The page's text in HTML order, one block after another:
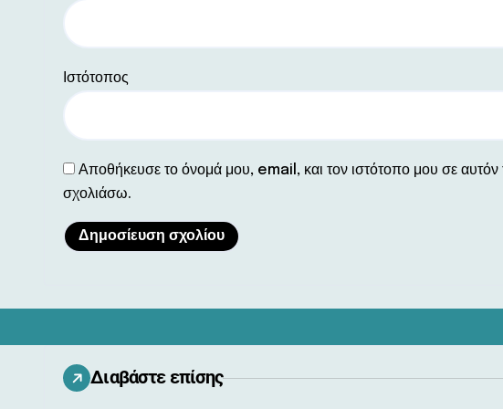
Ιστότοπος
Αποθήκευσε το όνομά μου, email, και τον ιστότοπο μου σε
σχολιάσω.
Διαβάστε επίσης